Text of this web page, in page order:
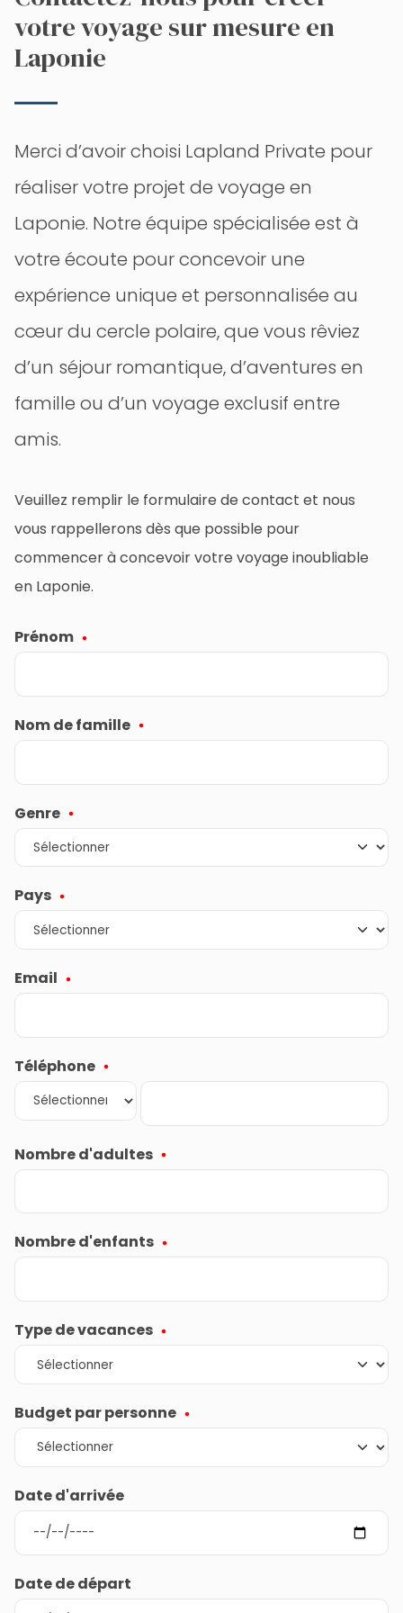
votre voyage sur mesure en
Laponie
Merci d’avoir choisi Lapland Private pour
réaliser votre projet de voyage en
Laponie. Notre équipe spécialisée est à
votre écoute pour concevoir une
expérience unique et personnalisée au
cœur du cercle polaire, que vous rêviez
d’un séjour romantique, d’aventures en
famille ou d’un voyage exclusif entre
amis.
Veuillez remplir le formulaire de contact et nous
vous rappellerons dès que possible pour
commencer à concevoir votre voyage inoubliable
en Laponie.
Prénom
Nom de famille
Genre
Pays
Email
Téléphone
Nombre d'adultes
Nombre d'enfants
Type de vacances
Budget par personne
Date d'arrivée
Date de départ